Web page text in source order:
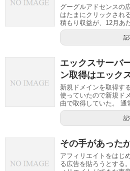
グーグルアドセンスの
はたまにクリックされ
積もり収益が、12月あ
記
エックスサーバ
ン取得はエック
新規ドメインを取得す
使っていたので新規ド
由で取得していた。 通
記
その手があった
アフィリエイトをはじ
る広告を貼ろうとする